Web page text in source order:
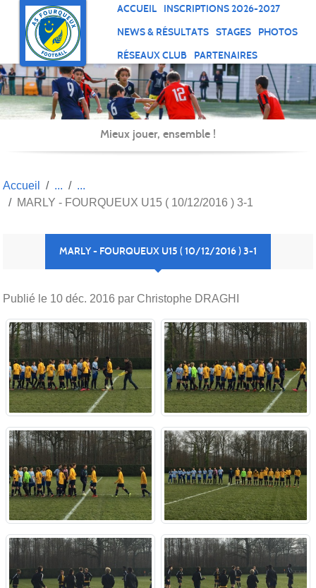
ACCUEIL
INSCRIPTIONS 2026-2027
NEWS & RÉSULTATS
STAGES
PHOTOS
RÉSEAUX CLUB
PARTENAIRES
Mieux jouer, ensemble !
Accueil
MARLY - FOURQUEUX U15 ( 10/12/2016 ) 3-1
MARLY - FOURQUEUX U15 ( 10/12/2016 ) 3-1
Publié le 10 déc. 2016 par Christophe DRAGHI
Panneau de gestion des cookies